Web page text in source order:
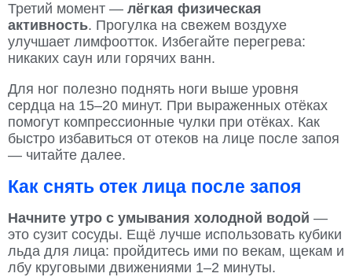
Третий момент — лёгкая физическая
активность. Прогулка на свежем воздухе
улучшает лимфоотток. Избегайте перегрева:
никаких саун или горячих ванн.
Для ног полезно поднять ноги выше уровня
сердца на 15–20 минут. При выраженных отёках
помогут компрессионные чулки при отёках. Как
быстро избавиться от отеков на лице после запоя
— читайте далее.
Как снять отек лица после запоя
Начните утро с умывания холодной водой —
это сузит сосуды. Ещё лучше использовать кубики
льда для лица: пройдитесь ими по векам, щекам и
лбу круговыми движениями 1–2 минуты.